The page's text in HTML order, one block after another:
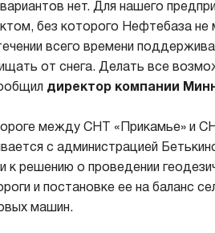
нет. Для нашего
без которого Нефтебаза
всего времени
от снега. Делать все
директор компании
между СНТ «Прикамье» и
с администрацией
к решению о проведении
и постановке ее на баланс
машин.